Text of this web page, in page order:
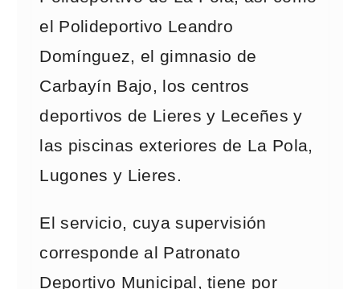
el Polideportivo Leandro
Domínguez, el gimnasio de
Carbayín Bajo, los centros
deportivos de Lieres y Leceñes y
las piscinas exteriores de La Pola,
Lugones y Lieres.
El servicio, cuya supervisión
corresponde al Patronato
Deportivo Municipal, tiene por